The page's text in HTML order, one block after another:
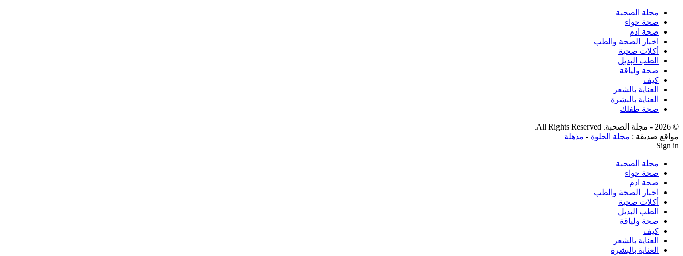
مجلة الصحبة
صحة حواء
صحة ادم
اخبار الصحة والطب
أكلات صحية
الطب البديل
صحة ولياقة
كيف
العناية بالشعر
العناية بالبشرة
صحة طفلك
© 2026 - مجلة الصحبة. All Rights Reserved.
مواقع صديقة : مجلة الحلوة - مذهلة
Sign in
مجلة الصحبة
صحة حواء
صحة ادم
اخبار الصحة والطب
أكلات صحية
الطب البديل
صحة ولياقة
كيف
العناية بالشعر
العناية بالبشرة